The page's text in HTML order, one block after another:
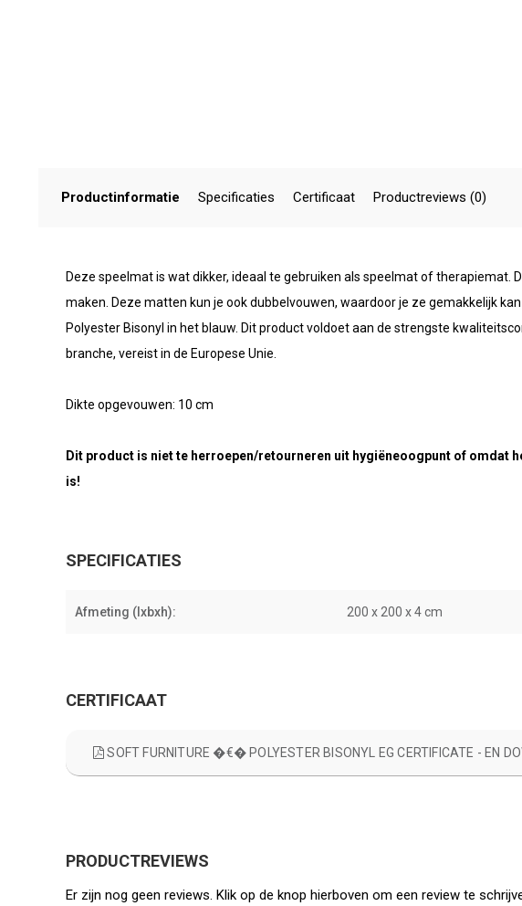
Productinformatie Specificaties Certificaat Productreviews (0)
Deze speelmat is wat dikker, ideaal te gebruiken als speelmat of therapiemat.
maken. Deze matten kun je ook dubbelvouwen, waardoor je ze gemakkelijk
Polyester Bisonyl in het blauw. Dit product voldoet aan de strengste
branche, vereist in de Europese Unie.
Dikte opgevouwen: 10 cm
Dit product is niet te herroepen/retourneren uit hygiëneoogpunt of omdat
is!
SPECIFICATIES
Afmeting (lxbxh): 200 x 200 x 4 cm
CERTIFICAAT
SOFT FURNITURE �€� POLYESTER BISONYL EG CERTIFICATE - EN
PRODUCTREVIEWS
Er zijn nog geen reviews. Klik op de knop hierboven om een review te